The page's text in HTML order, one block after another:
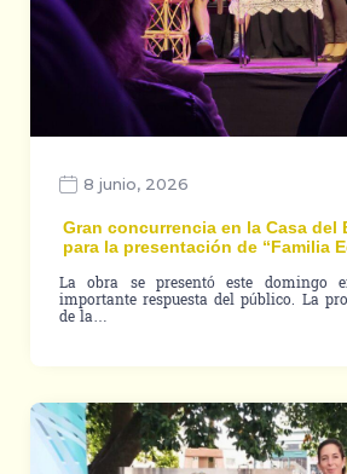
8 junio, 2026
Gran concurrencia en la Casa del
para la presentación de “Familia
La obra se presentó este domingo
importante respuesta del público. La
de la…